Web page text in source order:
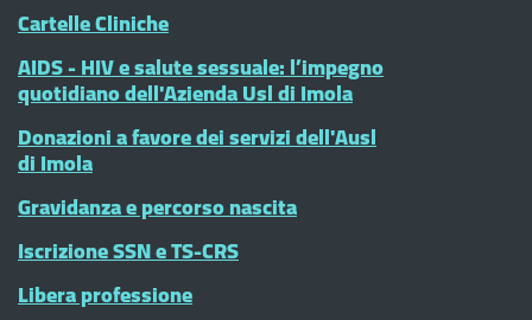
Cartelle Cliniche
AIDS - HIV e salute sessuale: l’impegno
quotidiano dell'Azienda Usl di Imola
Donazioni a favore dei servizi dell'Ausl
di Imola
Gravidanza e percorso nascita
Iscrizione SSN e TS-CRS
Libera professione